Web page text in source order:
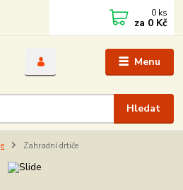
Menu
Hledat
0 ks
za 0 Kč
Zahradní drtiče